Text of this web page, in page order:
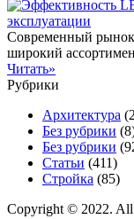
Современный рынок
широкий
Читать»
Рубрики
Архитектура
Без рубрики
Без рубрики
Статьи (411)
Стройка (85)
Copyright © 2022. All